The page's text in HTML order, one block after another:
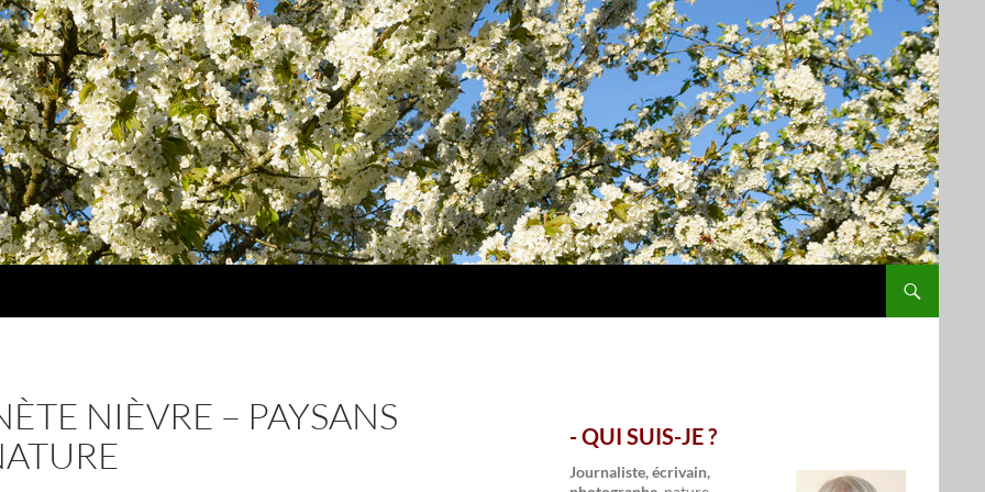
NIÈVRE – PAYSANS
- QUI SUIS-JE ?
Journaliste, écrivain,